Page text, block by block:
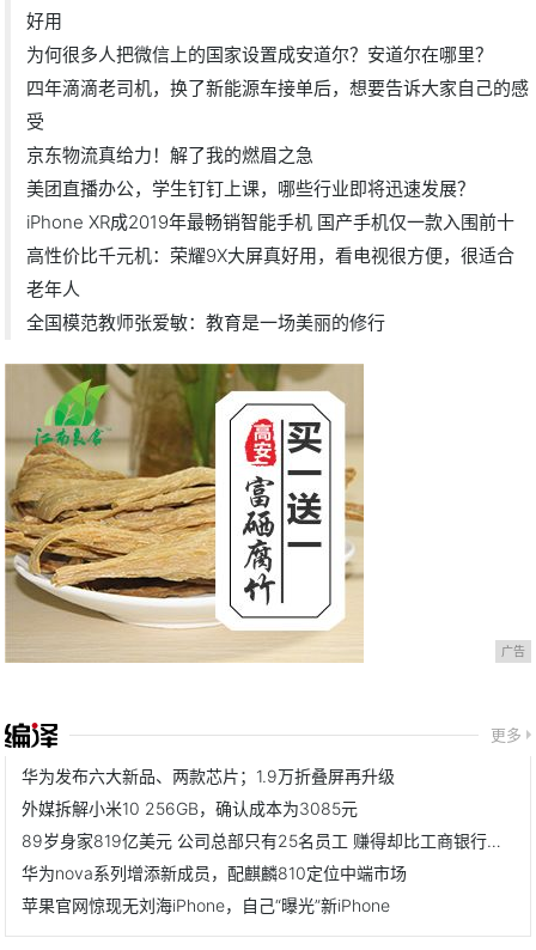
好用
为何很多人把微信上的国家设置成安道尔？安道尔在哪里？
四年滴滴老司机，换了新能源车接单后，想要告诉大家自己的感
受
京东物流真给力！解了我的燃眉之急
美团直播办公，学生钉钉上课，哪些行业即将迅速发展？
iPhone XR成2019年最畅销智能手机 国产手机仅一款入围前十
高性价比千元机：荣耀9X大屏真好用，看电视很方便，很适合
老年人
全国模范教师张爱敏：教育是一场美丽的修行
广告
更多
华为发布六大新品、两款芯片；1.9万折叠屏再升级
外媒拆解小米10 256GB，确认成本为3085元
89岁身家819亿美元 公司总部只有25名员工 赚得却比工商银行还多
华为nova系列增添新成员，配麒麟810定位中端市场
苹果官网惊现无刘海iPhone，自己“曝光”新iPhone